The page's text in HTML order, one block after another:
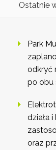
Ostatnie
Park
odkryć
po obu
działa
oraz